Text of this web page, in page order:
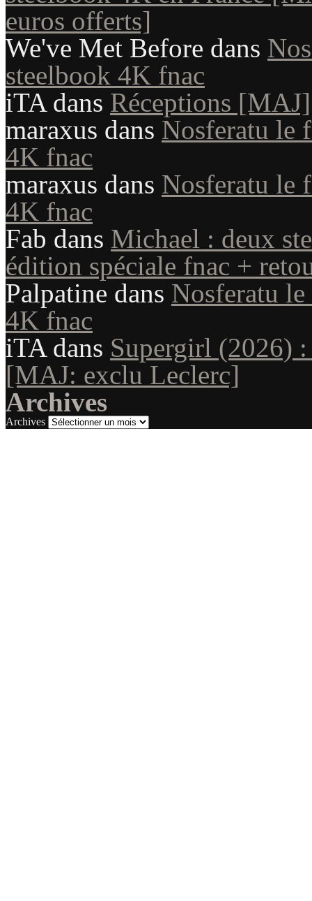
euros offerts]
We've Met Before dans
steelbook 4K fnac
iTAdans Réceptions [MAJ]
maraxus dans Nosferatu le
4K fnac
maraxus dans Nosferatu le
4K fnac
Fab dans Michael : deux
édition spéciale fnac +
Palpatine dans Nosferatu
4K fnac
iTAdans Supergirl (2026)
[MAJ: exclu Leclerc]
Archives
Archives